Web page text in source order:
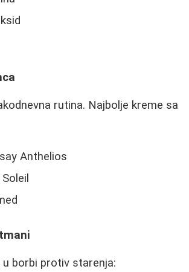
rutina. Najbolje kreme sa
Anthelios
borbi protiv starenja: